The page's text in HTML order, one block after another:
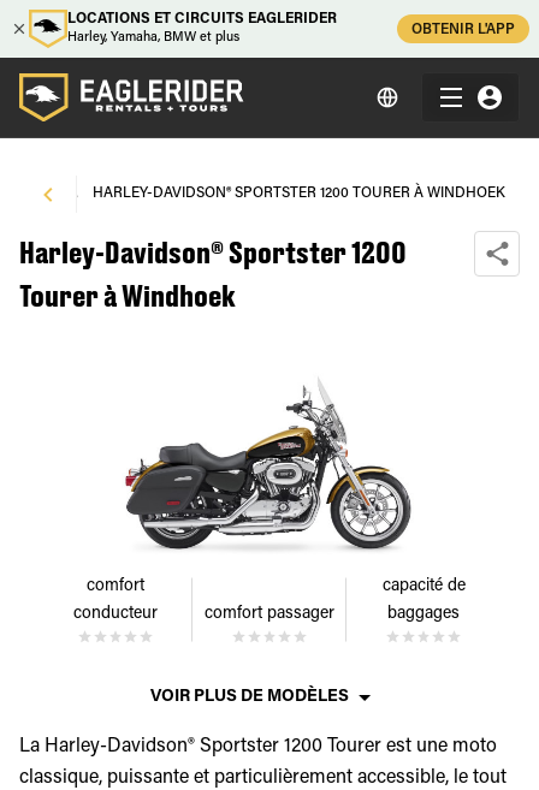
LOCATIONS ET CIRCUITS EAGLERIDER
Harley, Yamaha, BMW et plus
OBTENIR L'APP
\ HARLEY-DAVIDSON® SPORTSTER 1200 TOURER À WINDHOEK
Harley-Davidson® Sportster 1200
Tourer à Windhoek
comfort
conducteur
comfort passager
capacité de
baggages
VOIR PLUS DE MODÈLES
La Harley-Davidson® Sportster 1200 Tourer est une moto
classique, puissante et particulièrement accessible, le tout